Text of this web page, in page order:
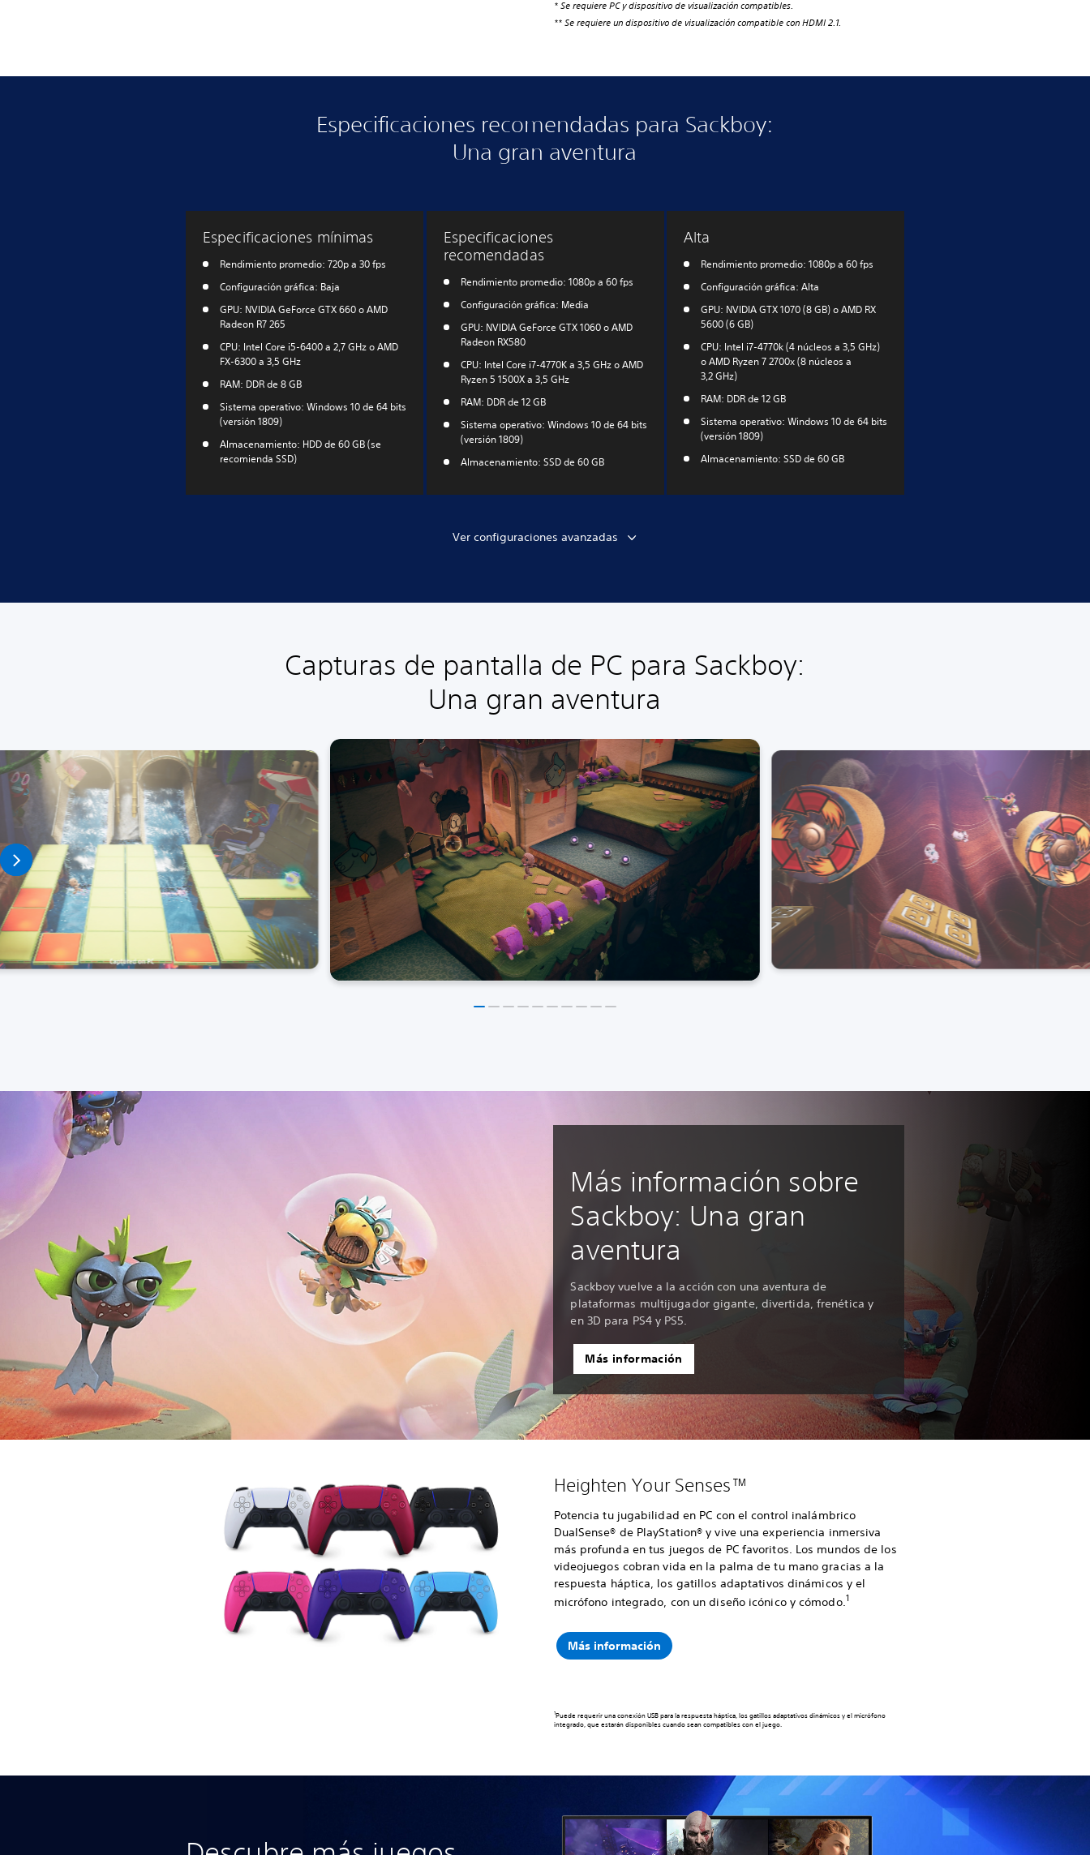
* Se requiere PC y dispositivo de visualización compatibles.
** Se requiere un dispositivo de visualización compatible con HDMI 2.1.
Especificaciones recomendadas para Sackboy:
Una gran aventura
Especificaciones mínimas
Rendimiento promedio: 720p a 30 fps
Configuración gráfica: Baja
GPU: NVIDIA GeForce GTX 660 o AMD
Radeon R7 265
CPU: Intel Core i5-6400 a 2,7 GHz o AMD
FX-6300 a 3,5 GHz
RAM: DDR de 8 GB
Sistema operativo: Windows 10 de 64 bits
(versión 1809)
Almacenamiento: HDD de 60 GB (se
recomienda SSD)
Especificaciones
recomendadas
Rendimiento promedio: 1080p a 60 fps
Configuración gráfica: Media
GPU: NVIDIA GeForce GTX 1060 o AMD
Radeon RX580
CPU: Intel Core i7-4770K a 3,5 GHz o AMD
Ryzen 5 1500X a 3,5 GHz
RAM: DDR de 12 GB
Sistema operativo: Windows 10 de 64 bits
(versión 1809)
Almacenamiento: SSD de 60 GB
Alta
Rendimiento promedio: 1080p a 60 fps
Configuración gráfica: Alta
GPU: NVIDIA GTX 1070 (8 GB) o AMD RX
5600 (6 GB)
CPU: Intel i7-4770k (4 núcleos a 3,5 GHz)
o AMD Ryzen 7 2700x (8 núcleos a
3,2 GHz)
RAM: DDR de 12 GB
Sistema operativo: Windows 10 de 64 bits
(versión 1809)
Almacenamiento: SSD de 60 GB
Ver configuraciones avanzadas
Capturas de pantalla de PC para Sackboy:
Una gran aventura
Más información sobre
Sackboy: Una gran
aventura
Sackboy vuelve a la acción con una aventura de
plataformas multijugador gigante, divertida, frenética y
en 3D para PS4 y PS5.
Más información
Heighten Your Senses™
Potencia tu jugabilidad en PC con el control inalámbrico
DualSense® de PlayStation® y vive una experiencia inmersiva
más profunda en tus juegos de PC favoritos. Los mundos de los
videojuegos cobran vida en la palma de tu mano gracias a la
respuesta háptica, los gatillos adaptativos dinámicos y el
micrófono integrado, con un diseño icónico y cómodo.1
Más información
1Puede requerir una conexión USB para la respuesta háptica, los gatillos adaptativos dinámicos y el micrófono
integrado, que estarán disponibles cuando sean compatibles con el juego.